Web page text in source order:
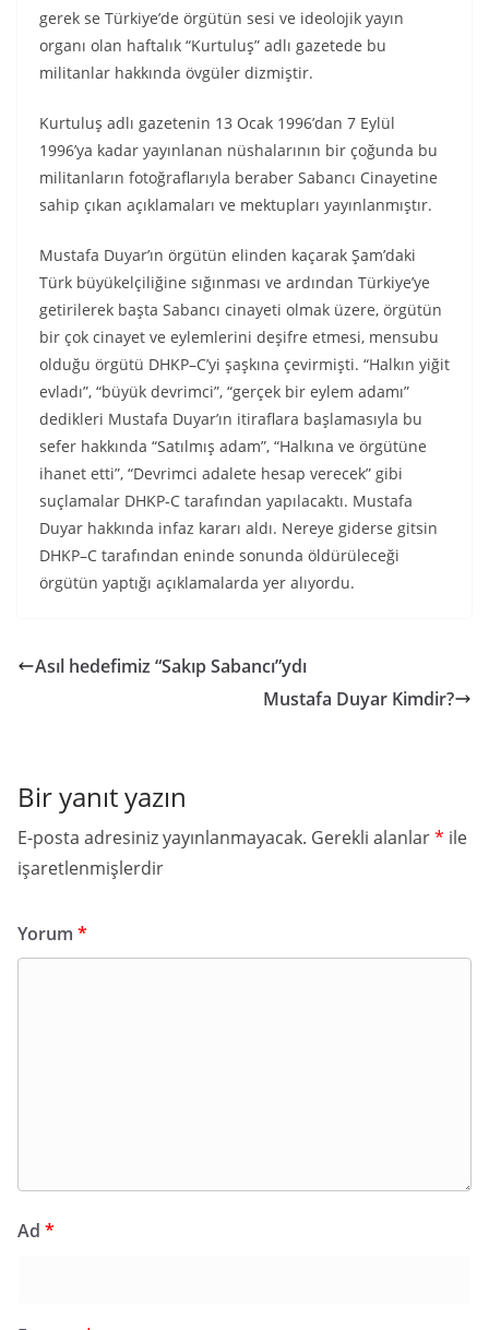
gerek se Türkiye’de örgütün sesi ve ideolojik yayın
organı olan haftalık “Kurtuluş” adlı gazetede bu
militanlar hakkında övgüler dizmiştir.
Kurtuluş adlı gazetenin 13 Ocak 1996’dan 7 Eylül
1996’ya kadar yayınlanan nüshalarının bir çoğunda bu
militanların fotoğraflarıyla beraber Sabancı Cinayetine
sahip çıkan açıklamaları ve mektupları yayınlanmıştır.
Mustafa Duyar’ın örgütün elinden kaçarak Şam’daki
Türk büyükelçiliğine sığınması ve ardından Türkiye’ye
getirilerek başta Sabancı cinayeti olmak üzere, örgütün
bir çok cinayet ve eylemlerini deşifre etmesi, mensubu
olduğu örgütü DHKP–C’yi şaşkına çevirmişti. “Halkın yiğit
evladı”, “büyük devrimci”, “gerçek bir eylem adamı”
dedikleri Mustafa Duyar’ın itiraflara başlamasıyla bu
sefer hakkında “Satılmış adam”, “Halkına ve örgütüne
ihanet etti”, “Devrimci adalete hesap verecek” gibi
suçlamalar DHKP-C tarafından yapılacaktı. Mustafa
Duyar hakkında infaz kararı aldı. Nereye giderse gitsin
DHKP–C tarafından eninde sonunda öldürüleceği
örgütün yaptığı açıklamalarda yer alıyordu.
Asıl hedefimiz “Sakıp Sabancı”ydı
Mustafa Duyar Kimdir?
Bir yanıt yazın
E-posta adresiniz yayınlanmayacak. Gerekli alanlar* ile
işaretlenmişlerdir
Yorum *
Ad *